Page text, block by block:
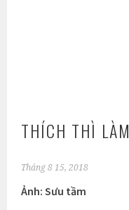
THÍCH THÌ LÀM
Tháng 8 15, 2018
Ảnh: Sưu tầm